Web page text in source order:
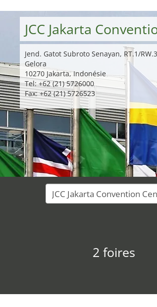
JCC Jakarta
Jend. Gatot Subroto Senayan, RT.1/
Gelora
10270 Jakarta, Indonésie
Tel: +62 (21) 5726000
Fax: +62 (21) 5726523
2 foires